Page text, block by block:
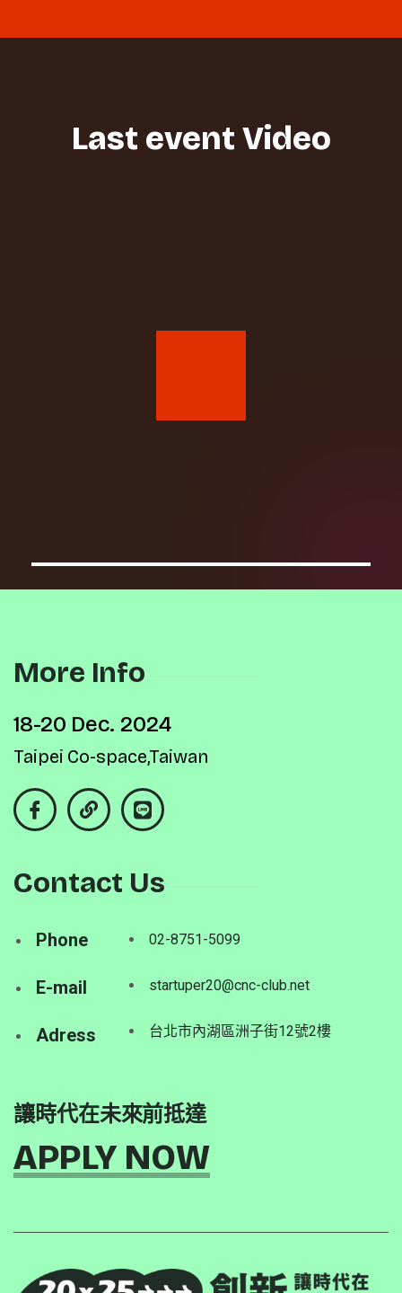
Last event Video
More Info
18-20 Dec. 2024
Taipei Co-space,Taiwan
Contact Us
Phone
E-mail
Adress
02-8751-5099
startuper20@cnc-club.net
台北市內湖區洲子街12號2樓
讓時代在未來前抵達
APPLY NOW